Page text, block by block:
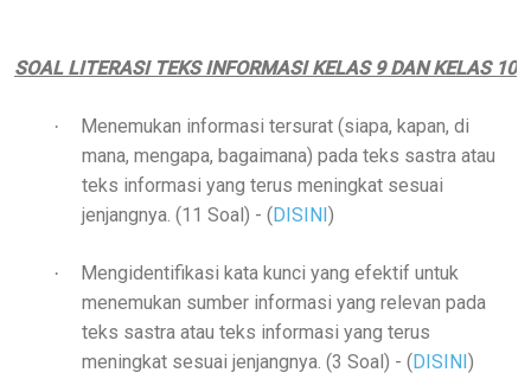
SOAL LITERASI TEKS INFORMASI KELAS 9 DAN KELAS 10
·
Menemukan informasi tersurat (siapa, kapan, di
mana, mengapa, bagaimana) pada teks sastra atau
teks informasi yang terus meningkat sesuai
jenjangnya. (11 Soal) - (DISINI)
·
Mengidentifikasi kata kunci yang efektif untuk
menemukan sumber informasi yang relevan pada
teks sastra atau teks informasi yang terus
meningkat sesuai jenjangnya. (3 Soal) - (DISINI)